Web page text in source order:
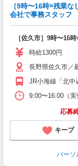
［9時〜16時×残業
会社で事務スタッフ
［佐久市］9時〜16
時給1300円
長野県佐久市
JR小海線「北中
9:00〜16:00（
応募
キープ
パーソ